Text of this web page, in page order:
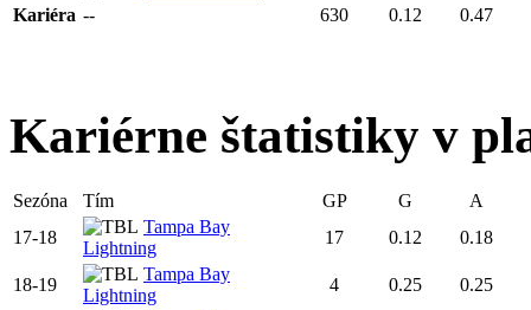
Kariéra -- 630 0.12 0.47
Kariérne štatistiky v
Sezóna Tím GP G
A
17-18
Tampa Bay
Lightning
17 0.12 0.18
18-19
Tampa Bay
Lightning
4 0.25 0.25